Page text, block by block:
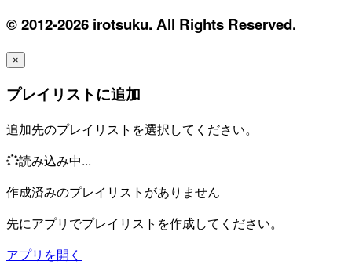
© 2012-2026 irotsuku. All Rights Reserved.
×
プレイリストに追加
追加先のプレイリストを選択してください。
読み込み中...
作成済みのプレイリストがありません
先にアプリでプレイリストを作成してください。
アプリを開く